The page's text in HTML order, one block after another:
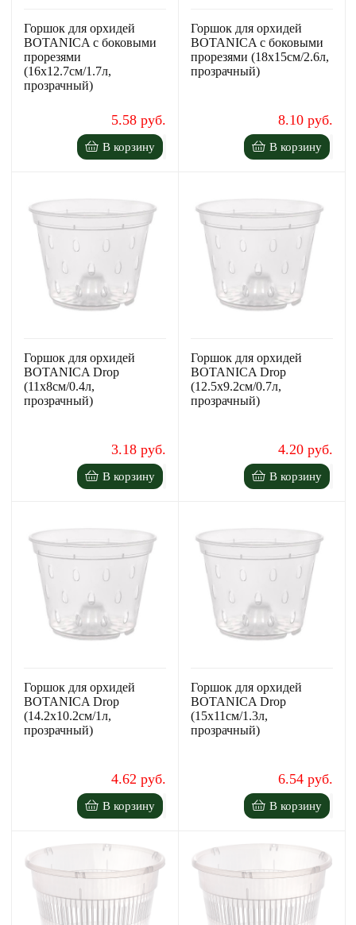
Горшок для орхидей
BOTANICA с боковыми
прорезями
(16x12.7см/1.7л,
прозрачный)
5.58 руб.
В корзину
Горшок для орхидей
BOTANICA с боковыми
прорезями (18x15см/2.6л,
прозрачный)
8.10 руб.
В корзину
Горшок для орхидей
BOTANICA Drop
(11x8см/0.4л,
прозрачный)
3.18 руб.
В корзину
Горшок для орхидей
BOTANICA Drop
(12.5x9.2см/0.7л,
прозрачный)
4.20 руб.
В корзину
Горшок для орхидей
BOTANICA Drop
(14.2x10.2см/1л,
прозрачный)
4.62 руб.
В корзину
Горшок для орхидей
BOTANICA Drop
(15x11см/1.3л,
прозрачный)
6.54 руб.
В корзину